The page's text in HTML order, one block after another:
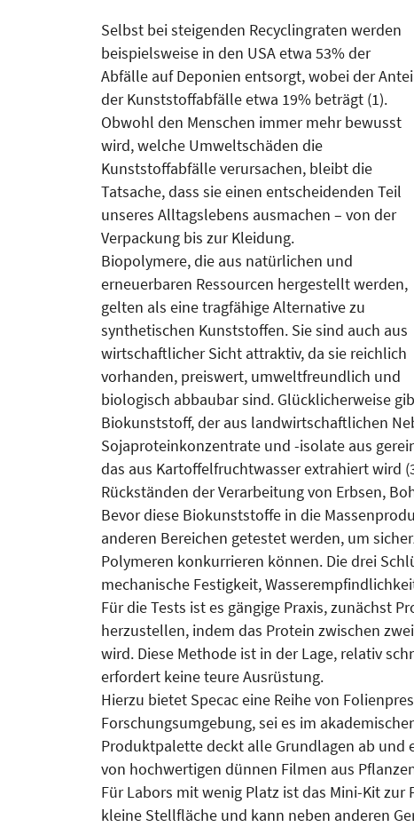
Selbst bei steigenden Recyclingraten werden
beispielsweise in den USA etwa 53% der
Abfälle auf Deponien entsorgt, wobei der
der Kunststoffabfälle etwa 19% beträgt (1).
Obwohl den Menschen immer mehr bewusst
wird, welche Umweltschäden die
Kunststoffabfälle verursachen, bleibt die
Tatsache, dass sie einen entscheidenden Teil
unseres Alltagslebens ausmachen – von der
Verpackung bis zur Kleidung.
Biopolymere, die aus natürlichen und
erneuerbaren Ressourcen hergestellt werden,
gelten als eine tragfähige Alternative zu
synthetischen Kunststoffen. Sie sind auch aus
wirtschaftlicher Sicht attraktiv, da sie reichlich
vorhanden, preiswert, umweltfreundlich und
biologisch abbaubar sind. Glücklicherweise
Biokunststoff, der aus landwirtschaftlichen
Sojaproteinkonzentrate und -isolate aus
das aus Kartoffelfruchtwasser extrahiert wird
Rückständen der Verarbeitung von Erbsen,
Bevor diese Biokunststoffe in die
anderen Bereichen getestet werden, um
Polymeren konkurrieren können. Die drei
mechanische Festigkeit,
Für die Tests ist es gängige Praxis, zunächst
herzustellen, indem das Protein zwischen
wird. Diese Methode ist in der Lage, relativ
erfordert keine teure Ausrüstung.
Hierzu bietet Specac eine Reihe von
Forschungsumgebung, sei es im
Produktpalette deckt alle Grundlagen ab
von hochwertigen dünnen Filmen aus
Für Labors mit wenig Platz ist das Mini-Kit
kleine Stellfläche und kann neben anderen